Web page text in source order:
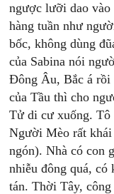
ngược lưỡi dao vào
hàng tuần như
bốc, không dùng
của Sabina nói
Đông Âu, Bắc á rồi
của Tầu thì cho
Tử di cư xuống. Tô
Người Mèo rất
ngón). Nhà có con
nhiễu đông quá, có
tán. Thời Tây,